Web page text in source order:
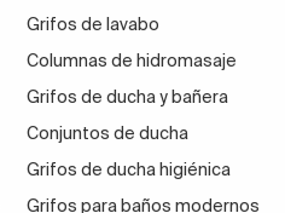
Grifos de lavabo
Columnas de hidromasaje
Grifos de ducha y bañera
Conjuntos de ducha
Grifos de ducha higiénica
Grifos para baños modernos